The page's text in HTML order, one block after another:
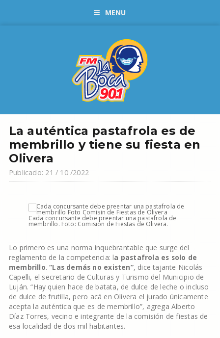
MENU
La auténtica pastafrola es de
membrillo y tiene su fiesta en
Olivera
Publicado: 21 / 10 /2022
Cada concursante debe preentar una pastafrola de
membrillo. Foto: Comisión de Fiestas de Olivera.
Lo primero es una norma inquebrantable que surge del
reglamento de la competencia: la pastafrola es solo de
membrillo. “Las demás no existen”, dice tajante Nicolás
Capelli, el secretario de Culturas y Turismo del Municipio de
Luján. “Hay quien hace de batata, de dulce de leche o incluso
de dulce de frutilla, pero acá en Olivera el jurado únicamente
acepta la auténtica que es de membrillo”, agrega Alberto
Díaz Torres, vecino e integrante de la comisión de fiestas de
esa localidad de dos mil habitantes.